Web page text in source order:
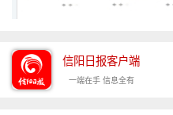
信阳日报客户端
一端在手 信息全有